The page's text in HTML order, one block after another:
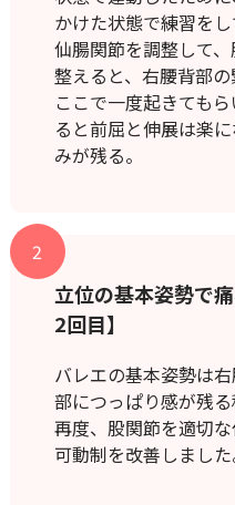
かけた状態で練習をし
仙腸関節を調整して
整えると、右腰背部の
ここで一度起きても
ると前屈と伸展は楽
みが残る。
立位の基本姿勢で
2回目】
2
バレエの基本姿勢は
部につっぱり感が残る
再度、股関節を適切
可動制を改善しました